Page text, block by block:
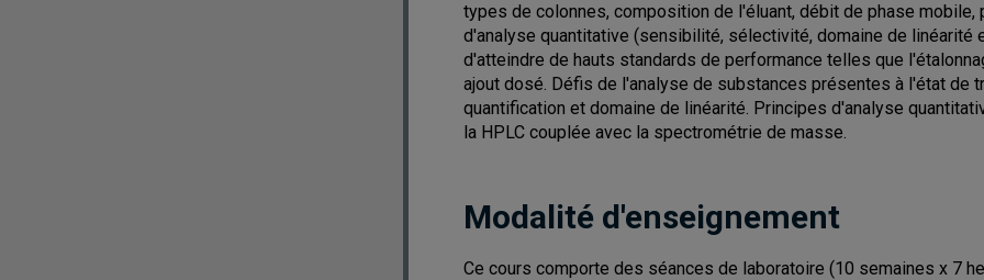
types de colonnes, composition de l'éluant, débit de phase
d'analyse quantitative (sensibilité, sélectivité, domaine de
d'atteindre de hauts standards de performance telles que
ajout dosé. Défis de l'analyse de substances présentes à l'état de
quantification et domaine de linéarité. Principes d'analyse
la HPLC couplée avec la spectrométrie de masse.
Modalité d'enseignement
Ce cours comporte des séances de laboratoire (10 semaines x 7